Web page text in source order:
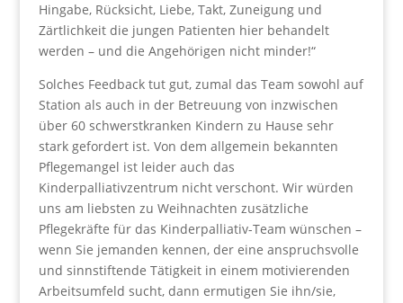
Hingabe, Rücksicht, Liebe, Takt, Zuneigung und
Zärtlichkeit die jungen Patienten hier behandelt
werden – und die Angehörigen nicht minder!“
Solches Feedback tut gut, zumal das Team sowohl auf
Station als auch in der Betreuung von inzwischen
über 60 schwerstkranken Kindern zu Hause sehr
stark gefordert ist. Von dem allgemein bekannten
Pflegemangel ist leider auch das
Kinderpalliativzentrum nicht verschont. Wir würden
uns am liebsten zu Weihnachten zusätzliche
Pflegekräfte für das Kinderpalliativ-Team wünschen –
wenn Sie jemanden kennen, der eine anspruchsvolle
und sinnstiftende Tätigkeit in einem motivierenden
Arbeitsumfeld sucht, dann ermutigen Sie ihn/sie,